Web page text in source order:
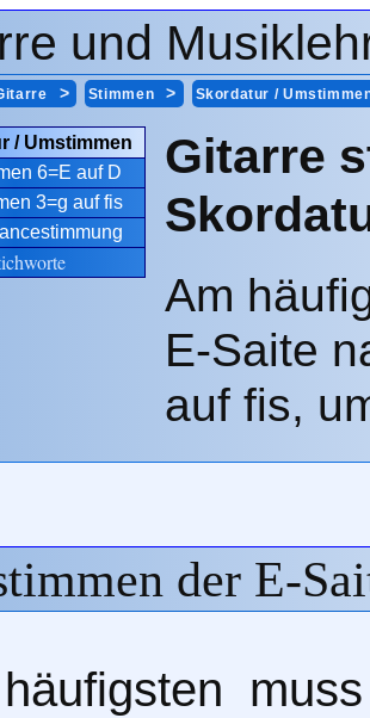
und
Stimmen Skordatur /
/ Umstimmen
6=E auf D
3=g auf fis
Gitarre
Am
E-Saite
auf fis,
der E-